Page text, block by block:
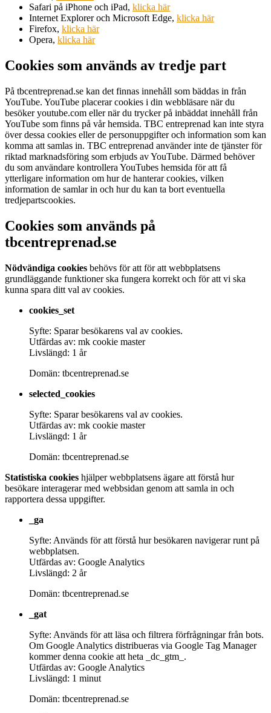
Safari på iPhone och iPad, klicka här
Internet Explorer och Microsoft Edge, klicka här
Firefox, klicka här
Opera, klicka här
Cookies som används av tredje part
På tbcentreprenad.se kan det finnas innehåll som bäddas in från
YouTube. YouTube placerar cookies i din webbläsare när du
besöker youtube.com eller när du trycker på inbäddat innehåll från
YouTube som finns på vår hemsida. TBC entreprenad kan inte styra
över dessa cookies eller de personuppgifter och information som kan
komma att samlas in. TBC entreprenad använder inte de tjänster för
riktad marknadsföring som erbjuds av YouTube. Därmed behöver
du som användare kontrollera YouTubes hemsida för att få
ytterligare information om hur de hanterar cookies, vilken
information de samlar in och hur du kan ta bort eventuella
tredjepartscookies.
Cookies som används på
tbcentreprenad.se
Nödvändiga cookies behövs för att för att webbplatsens
grundläggande funktioner ska fungera korrekt och för att vi ska
kunna spara ditt val av cookies.
cookies_set
Syfte: Sparar besökarens val av cookies.
Utfärdas av: mk cookie master
Livslängd: 1 år
Domän: tbcentreprenad.se
selected_cookies
Syfte: Sparar besökarens val av cookies.
Utfärdas av: mk cookie master
Livslängd: 1 år
Domän: tbcentreprenad.se
Statistiska cookies hjälper webbplatsens ägare att förstå hur
besökare interagerar med webbsidan genom att samla in och
rapportera dessa uppgifter.
_ga
Syfte: Används för att förstå hur besökaren navigerar runt på
webbplatsen.
Utfärdas av: Google Analytics
Livslängd: 2 år
Domän: tbcentreprenad.se
_gat
Syfte: Används för att läsa och filtrera förfrågningar från bots.
Om Google Analytics distribueras via Google Tag Manager
kommer denna cookie att heta _dc_gtm_.
Utfärdas av: Google Analytics
Livslängd: 1 minut
Domän: tbcentreprenad.se